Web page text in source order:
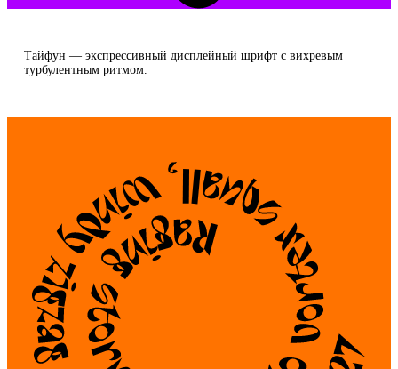
Тайфун — экспрессивный дисплейный шрифт с вихревым
турбулентным ритмом.